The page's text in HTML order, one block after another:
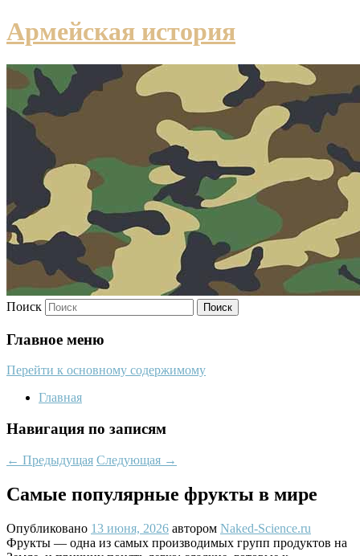
Армейская история
Поиск
Главное меню
Перейти к основному содержимому
Главная
Навигация по записям
← Предыдущая Следующая →
Самые популярные фрукты в мире
Опубликовано 13 июня, 2026 автором Naked-Science.ru
Фрукты — одна из самых производимых групп продуктов на